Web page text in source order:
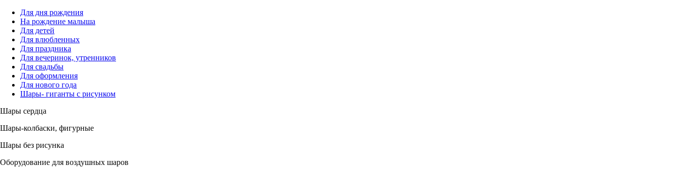
Для дня рождения
На рождение малыша
Для детей
Для влюбленных
Для праздника
Для вечеринок, утренников
Для свадьбы
Для оформления
Для нового года
Шары- гиганты с рисунком
Шары сердца
Шары-колбаски, фигурные
Шары без рисунка
Оборудование для воздушных шаров